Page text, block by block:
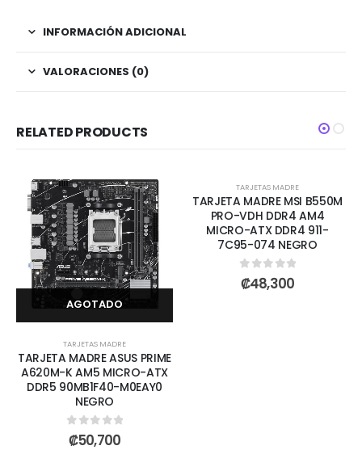
INFORMACIÓN ADICIONAL
VALORACIONES (0)
RELATED PRODUCTS
AGOTADO
TARJETAS MADRE
TARJETA MADRE ASUS PRIME
A620M-K AM5 MICRO-ATX
DDR5 90MB1F40-M0EAY0
NEGRO
0out of 5
₡50,700
TARJETAS MADRE
TARJETA MADRE MSI B550M
PRO-VDH DDR4 AM4
MICRO-ATX DDR4 911-
7C95-074 NEGRO
0out of 5
₡48,300